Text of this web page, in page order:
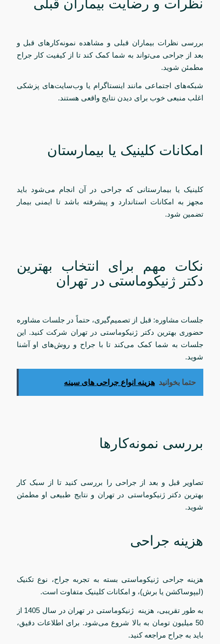
نظرات و رضایت بیماران قبلی
بررسی نظرات بیماران قبلی و مشاهده نمونه‌کارهای قبل و
بعد از جراحی می‌تواند به شما کمک کند تا از کیفیت کار جراح
مطمئن شوید.
شبکه‌های اجتماعی مانند اینستاگرام یا وب‌سایت‌های پزشکی
اغلب منبعی خوب برای دیدن نتایج واقعی هستند.
امکانات کلینیک یا بیمارستان
کلینیک یا بیمارستانی که جراحی در آن انجام می‌شود باید
مجهز به امکانات استاندارد و پیشرفته باشد تا ایمنی بیمار
تضمین شود.
نکات مهم برای انتخاب بهترین
دکتر ژنیکوماستی در تهران
جلسات مشاوره: قبل از تصمیم‌گیری، حتماً در جلسات مشاوره
حضوری بهترین دکتر ژنیکوماستی در تهران شرکت کنید. این
جلسات به شما کمک می‌کند تا با جراح و روش‌های او آشنا
شوید.
حتما بخوانید هزینه انواع جراحی‌ های سینه
بررسی نمونه‌کارها
تصاویر قبل و بعد از جراحی را بررسی کنید تا از سبک کار
بهترین دکتر ژنیکوماستی در تهران و نتایج طبیعی او مطمئن
شوید.
هزینه جراحی
هزینه جراحی ژنیکوماستی بسته به تجربه جراح، نوع تکنیک
(لیپوساکشن یا برش)، و امکانات کلینیک متفاوت است.
به طور تقریبی، هزینه ژنیکوماستی در تهران در سال 1405 از
50 میلیون تومان به بالا شروع می‌شود. برای اطلاعات دقیق،
باید به جراح مراجعه کنید.